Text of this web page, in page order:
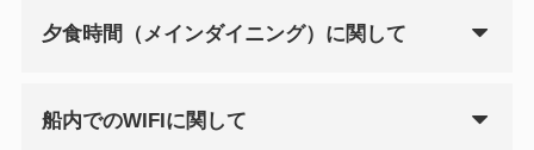
夕食時間（メインダイニング）に関して
船内でのWIFIに関して